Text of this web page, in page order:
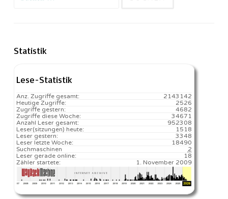
Statistik
Lese-Statistik
2143142
Anz. Zugriffe gesamt:
2526
Heutige Zugriffe:
4682
Zugriffe gestern:
34671
Zugriffe diese Woche:
952308
Anzahl Leser gesamt:
1518️
Leser(sitzungen) heute:
3348
Leser gestern:
18490️
Leser letzte Woche:
2
Suchmaschinen
18
Leser gerade online:
1. November 2009
Zähler startete: